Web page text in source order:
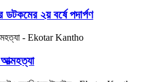
ডটকমের ২য় বর্ষে পদার্পণ
আত্মহত্যা